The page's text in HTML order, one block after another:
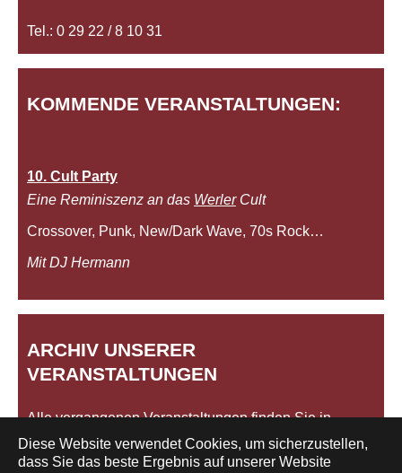
Diese Website verwendet Cookies, um sicherzustellen,
dass Sie das beste Ergebnis auf unserer Website
Tel.: 0 29 22 / 8 10 31
KOMMENDE VERANSTALTUNGEN:
10. Cult Party
Eine Reminiszenz an das WerlerCult
Crossover, Punk, New/Dark Wave, 70s Rock…
Mit DJ Hermann
ARCHIV UNSERER
VERANSTALTUNGEN
Alle vergangenen Veranstaltungen finden Sie in
unserem
Archiv